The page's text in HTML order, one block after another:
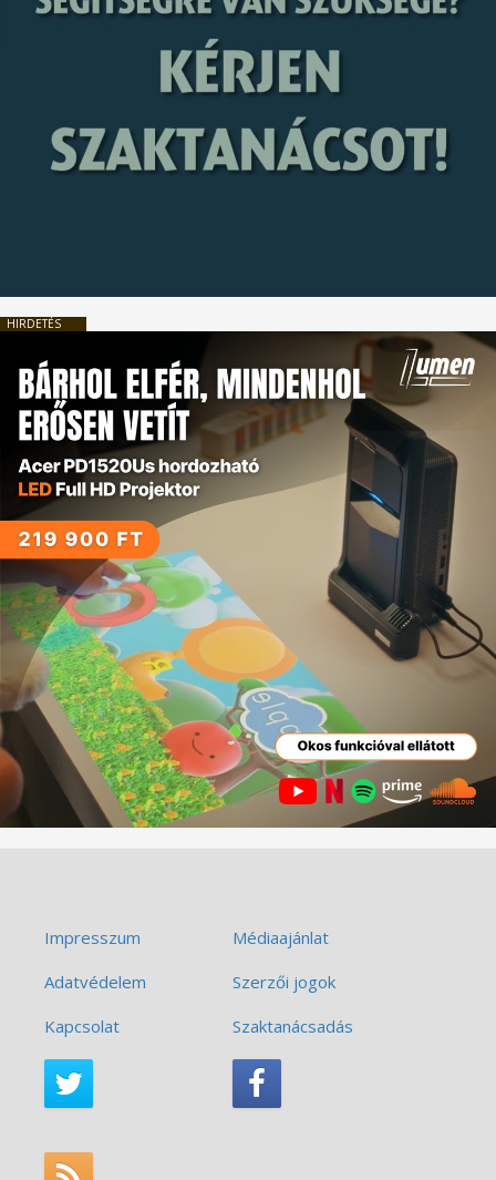
HIRDETÉS
Impresszum
Médiaajánlat
Adatvédelem
Szerzői jogok
Kapcsolat
Szaktanácsadás